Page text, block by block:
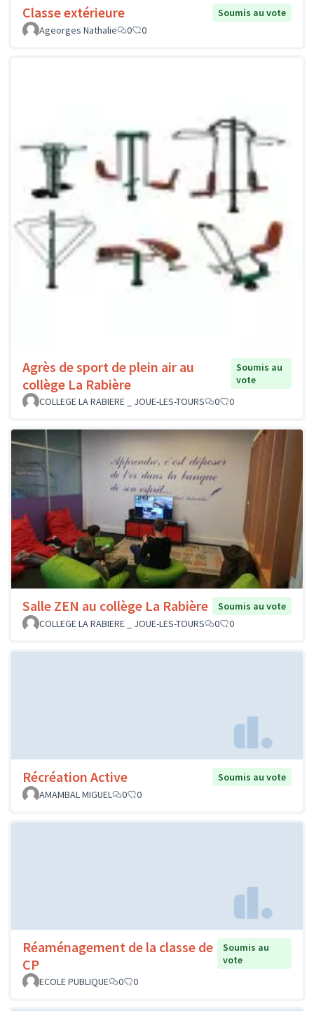
Classe extérieure
Soumis au vote
Ageorges Nathalie
0 0
Agrès de sport de plein air au
collège La Rabière
Soumis au
vote
COLLEGE LA RABIERE _ JOUE-LES-TOURS
0 0
Salle ZEN au collège La Rabière
Soumis au vote
COLLEGE LA RABIERE _ JOUE-LES-TOURS
0 0
Récréation Active
Soumis au vote
AMAMBAL MIGUEL
0 0
Réaménagement de la classe de
CP
Soumis au
vote
ECOLE PUBLIQUE
0 0